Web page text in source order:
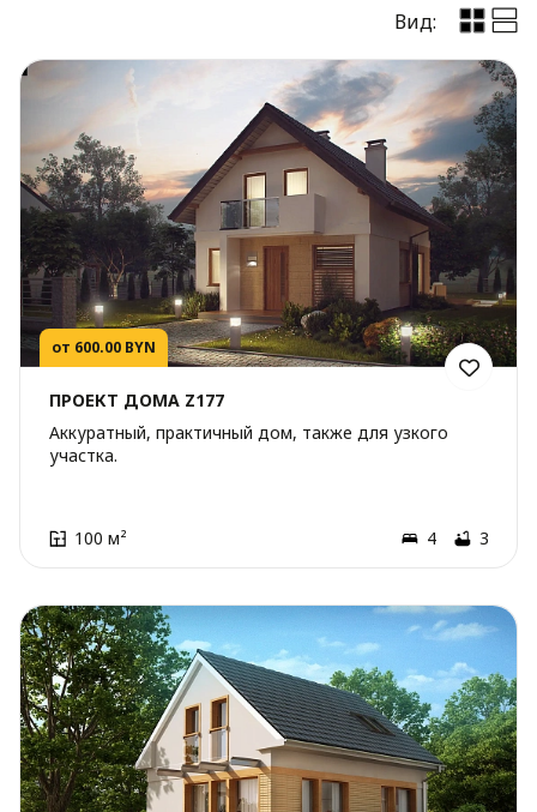
Вид:
от 600.00 BYN
ПРОЕКТ ДОМА Z177
Аккуратный, практичный дом, также для узкого
участка.
100 м² 4 3